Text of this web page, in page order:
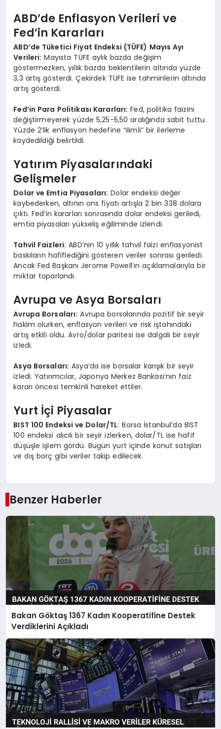
ABD’de Enflasyon Verileri ve
Fed’in Kararları
ABD’de Tüketici Fiyat Endeksi (TÜFE) Mayıs Ayı
Verileri: Mayısta TÜFE aylık bazda değişim
göstermezken, yıllık bazda beklentilerin altında yüzde
3,3 artış gösterdi. Çekirdek TÜFE ise tahminlerin altında
artış gösterdi.
Fed’in Para Politikası Kararları: Fed, politika faizini
değiştirmeyerek yüzde 5,25-5,50 aralığında sabit tuttu.
Yüzde 2’lik enflasyon hedefine “ılımlı” bir ilerleme
kaydedildiği belirtildi.
Yatırım Piyasalarındaki
Gelişmeler
Dolar ve Emtia Piyasaları: Dolar endeksi değer
kaybederken, altının ons fiyatı artışla 2 bin 338 dolara
çıktı. Fed’in kararları sonrasında dolar endeksi geriledi,
emtia piyasaları yükseliş eğiliminde izlendi.
Tahvil Faizleri: ABD’nin 10 yıllık tahvil faizi enflasyonist
baskıların hafiflediğini gösteren veriler sonrası geriledi.
Ancak Fed Başkanı Jerome Powell’ın açıklamalarıyla bir
miktar toparlandı.
Avrupa ve Asya Borsaları
Avrupa Borsaları: Avrupa borsalarında pozitif bir seyir
hakim olurken, enflasyon verileri ve risk iştahındaki
artış etkili oldu. Avro/dolar paritesi ise dalgalı bir seyir
izledi.
Asya Borsaları: Asya’da ise borsalar karışık bir seyir
izledi. Yatırımcılar, Japonya Merkez Bankası’nın faiz
kararı öncesi temkinli hareket ettiler.
Yurt İçi Piyasalar
BIST 100 Endeksi ve Dolar/TL: Borsa İstanbul’da BIST
100 endeksi alıcılı bir seyir izlerken, dolar/TL ise hafif
düşüşle işlem gördü. Bugün yurt içinde konut satışları
ve dış borç gibi veriler takip edilecek.
Benzer Haberler
Bakan Göktaş 1367 Kadın Kooperatifine Destek
Verdiklerini Açıkladı